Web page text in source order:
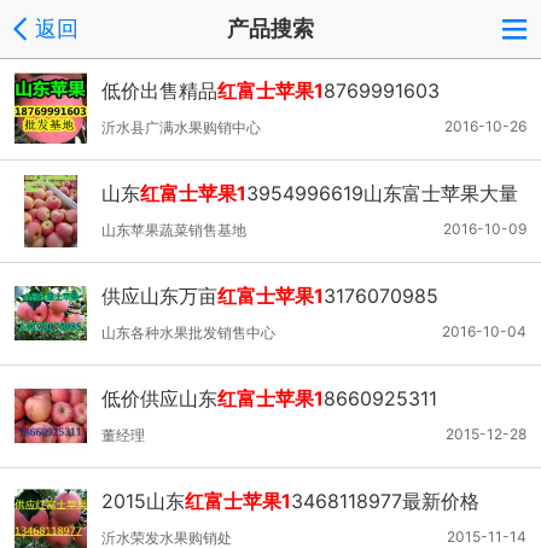
返回 产品搜索
低价出售精品红富士苹果18769991603
2016-10-26
沂水县广满水果购销中心
山东红富士苹果13954996619山东富士苹果大量
供应
2016-10-09
山东苹果蔬菜销售基地
供应山东万亩红富士苹果13176070985
2016-10-04
山东各种水果批发销售中心
低价供应山东红富士苹果18660925311
2015-12-28
董经理
2015山东红富士苹果13468118977最新价格
2015-11-14
沂水荣发水果购销处